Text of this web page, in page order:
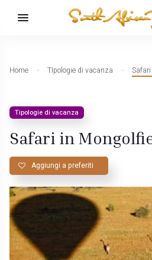
Home TIpologie di vacanza
Tipologie di vacanza
Safari in
Aggiungi a preferiti